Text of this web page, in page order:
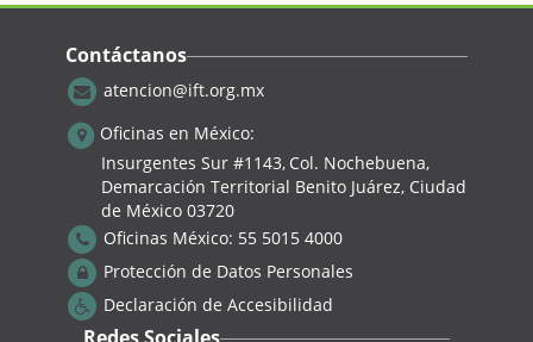
¡Recuerda!
operador no implica que las autoridades estén
enteradas de éste y puedan proceder conforme
2.- Ante la Agencia del Ministerio
Público
Debes acudir a la agencia del Ministerio Público
correspondiente para que, en caso de que
localicen a la persona que tiene tu celular,
Contáctanos
atencion@ift.org.mx
Oficinas en México:
Insurgentes Sur #1143, Col. Nochebuena,
Demarcación Territorial Benito Juárez, Ciudad
de México 03720
Oficinas México: 55 5015 4000
Protección de Datos Personales
Declaración de Accesibilidad